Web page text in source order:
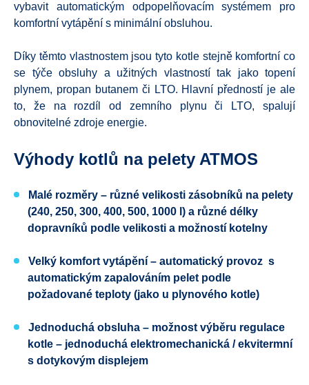
vybavit automatickým odpopelňovacím systémem pro
komfortní vytápění s minimální obsluhou.
Díky těmto vlastnostem jsou tyto kotle stejně komfortní co
se týče obsluhy a užitných vlastností tak jako topení
plynem, propan butanem či LTO. Hlavní předností je ale
to, že na rozdíl od zemního plynu či LTO, spalují
obnovitelné zdroje energie.
Výhody kotlů na pelety ATMOS
Malé rozměry – různé velikosti zásobníků na pelety
(240, 250, 300, 400, 500, 1000 l) a různé délky
dopravníků podle velikosti a možností kotelny
Velký komfort vytápění – automatický provoz s
automatickým zapalováním pelet podle
požadované teploty (jako u plynového kotle)
Jednoduchá obsluha – možnost výběru regulace
kotle – jednoduchá elektromechanická / ekvitermní
s dotykovým displejem